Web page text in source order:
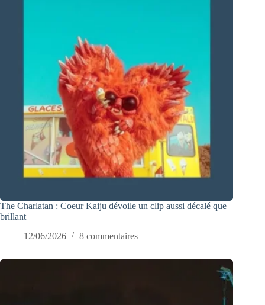
The Charlatan : Coeur Kaiju dévoile un clip aussi décalé que
brillant
12/06/2026
8 commentaires